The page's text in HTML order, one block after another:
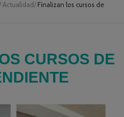
/ Actualidad/ Finalizan los cursos de
CURSOS DE